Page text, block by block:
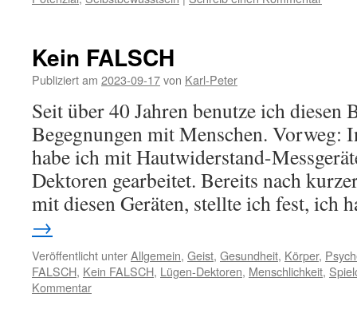
Kein FALSCH
Publiziert am 2023-09-17von Karl-Peter
Seit über 40 Jahren benutze ich diesen
Begegnungen mit Menschen. Vorweg:
habe ich mit Hautwiderstand-
Dektoren gearbeitet. Bereits nach
mit diesen Geräten, stellte ich fest, ich
→
Veröffentlicht unterAllgemein, Geist, Gesundheit, Körper,
FALSCH, Kein FALSCH, Lügen-Dektoren, Menschlichkeit,
Kommentar